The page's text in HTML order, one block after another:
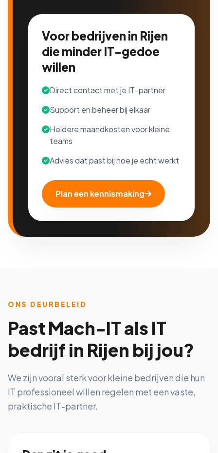
Voor bedrijven in Rijen
die minder IT-gedoe
willen
Direct contact met je IT-partner
Support en beheer bij elkaar
Heldere maandkosten voor kleine
teams
Advies dat past bij hoe je echt werkt
Plan een kennismaking
ONS DEURBELEID
Past Mach-IT als IT
bedrijf in Rijen bij jou?
We zijn vooral sterk voor kleine bedrijven die hun
IT professioneel willen regelen met een vaste,
praktische IT-partner.